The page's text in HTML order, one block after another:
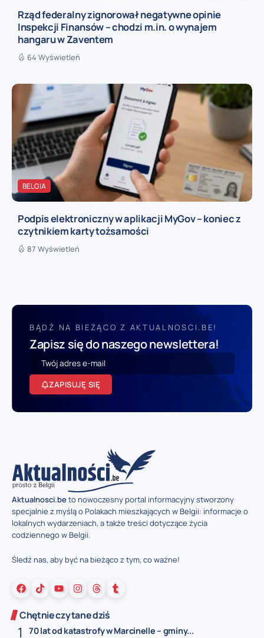
Rząd federalny zignorował negatywne opinie
Inspekcji Finansów – chodzi m.in. o wynajem
hangaru w Zaventem
64 Wyświetleń
BELGIA
Podpis elektroniczny w aplikacji MyGov – koniec z
czytnikiem karty tożsamości
87 Wyświetleń
BĄDŹ NA BIEŻĄCO Z AKTUALNOSCI.BE!
Zapisz się do naszego newslettera!
ZAPISUJĘ SIĘ
Aktualnosci.beto nowoczesny portal informacyjny stworzony
specjalnie z myślą o Polakach mieszkających w Belgii: informacje o
lokalnych wydarzeniach, a także treści dotyczące życia
codziennego w Belgii.
Śledź nas, aby być na bieżąco z tym, co ważne!
Chętnie czytane dziś
70 lat od katastrofy w Marcinelle – gminy...